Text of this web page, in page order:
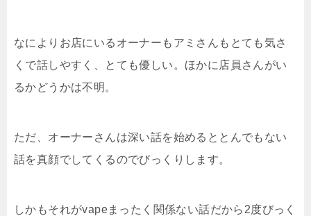
なによりお店にいるオーナーもアミさんもとても気さ
くで話しやすく、とても優しい。ほかに店員さんがい
るかどうかは不明。
ただ、オーナーさんは深い話を始めるととんでもない
話を真顔でしてくるのでびっくりします。
しかもそれがvapeまったく関係ない話だから2度びっく